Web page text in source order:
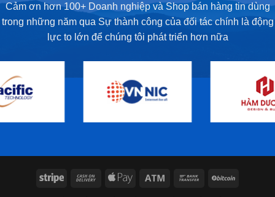
Cảm ơn hơn 100+ Doanh nghiệp và Shop bán hàng tin dùng
trong những năm qua Sự thành công của đối tác chính là động
lực to lớn để chúng tôi phát triển hơn nữa